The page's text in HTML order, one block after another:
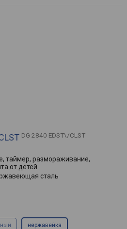
DG 2840 EDST\/CLST
таймер, размораживание,
от детей
сталь
нержавейка